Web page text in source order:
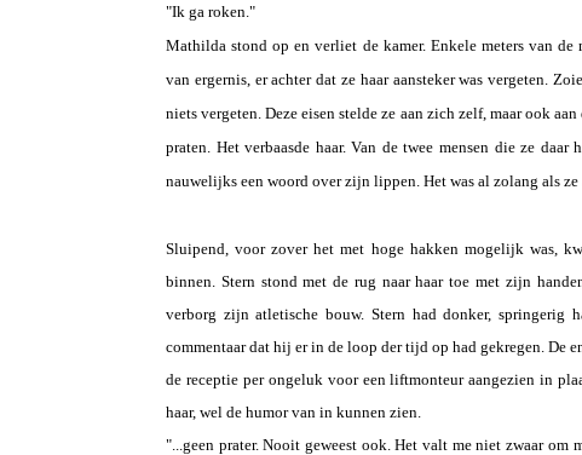
"Ik ga roken."
Mathilda stond op en verliet de kamer. Enkele meters van
van ergernis, er achter dat ze haar aansteker was vergeten.
niets vergeten. Deze eisen stelde ze aan zich zelf, maar ook
praten. Het verbaasde haar. Van de twee mensen die ze
nauwelijks een woord over zijn lippen. Het was al zolang als
Sluipend, voor zover het met hoge hakken mogelijk was,
binnen. Stern stond met de rug naar haar toe met zijn
verborg zijn atletische bouw. Stern had donker, springerig
commentaar dat hij er in de loop der tijd op had gekregen. De
de receptie per ongeluk voor een liftmonteur aangezien in
haar, wel de humor van in kunnen zien.
"...geen prater. Nooit geweest ook. Het valt me niet zwaar